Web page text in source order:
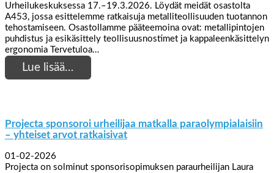
Urheilukeskuksessa 17.–19.3.2026. Löydät meidät osastolta
A453, jossa esittelemme ratkaisuja metalliteollisuuden tuotannon
tehostamiseen. Osastollamme pääteemoina ovat: metallipintojen
puhdistus ja esikäsittely teollisuusnostimet ja kappaleenkäsittelyn
ergonomia Tervetuloa…
Lue lisää…
Projecta sponsoroi urheilijaa matkalla paraolympialaisiin
– yhteiset arvot ratkaisivat
01-02-2026
Projecta on solminut sponsorisopimuksen paraurheilijan Laura